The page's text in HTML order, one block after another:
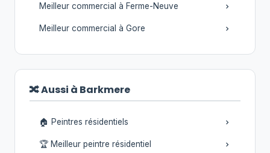
Meilleur commercial à Ferme-Neuve
Meilleur commercial à Gore
🔀 Aussi à Barkmere
🏠 Peintres résidentiels
🏆 Meilleur peintre résidentiel